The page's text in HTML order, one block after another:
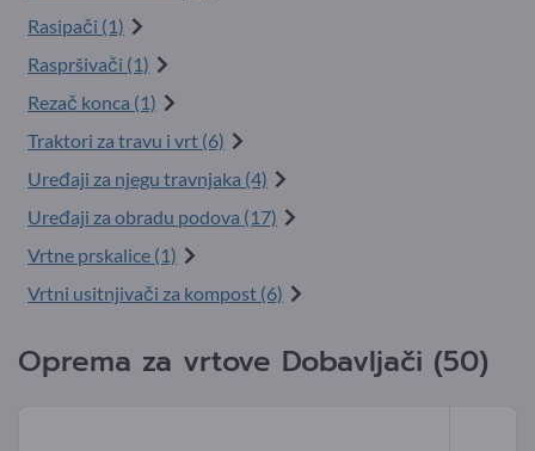
Rasipači (1)
Raspršivači (1)
Rezač konca (1)
Traktori za travu i vrt (6)
Uređaji za njegu travnjaka (4)
Uređaji za obradu podova (17)
Vrtne prskalice (1)
Vrtni usitnjivači za kompost (6)
Oprema za vrtove Dobavljači (50)